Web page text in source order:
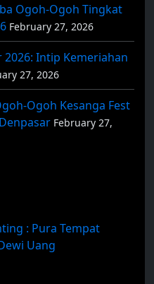
Ogoh-Ogoh Tingkat
February 27, 2026
2026: Intip Kemeriahan
27, 2026
Ogoh Kesanga Fest
February 27,
: Pura Tempat
Uang